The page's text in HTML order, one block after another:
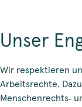
Unser
Wir respektieren
Arbeitsrechte.
Menschenrechts‑